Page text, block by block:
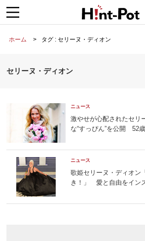
ホーム タグ : セリーヌ・ディオン
セリーヌ・ディオン
ニュース
激やせが心配されたセ
な“すっぴん”を公開 52
ニュース
歌姫セリーヌ・ディオン
き！」 愛と自由をイン